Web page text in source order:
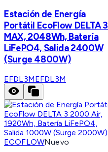
Estación de Energía
Portátil EcoFlow DELTA 3
MAX, 2048Wh, Batería
LiFePO4, Salida 2400W
(Surge 4800W)
EFDL3MEFDL3M
ECOFLOWNuevo